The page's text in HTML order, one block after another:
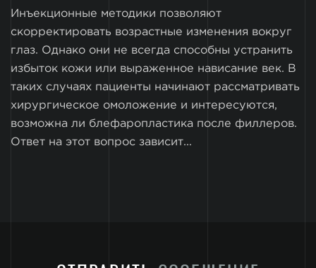
Инъекционные методики позволяют
скорректировать возрастные изменения вокруг
глаз. Однако они не всегда способны устранить
избыток кожи или выраженное нависание век. В
таких случаях пациенты начинают рассматривать
хирургическое омоложение и интересуются,
возможна ли блефаропластика после филлеров.
Ответ на этот вопрос зависит...